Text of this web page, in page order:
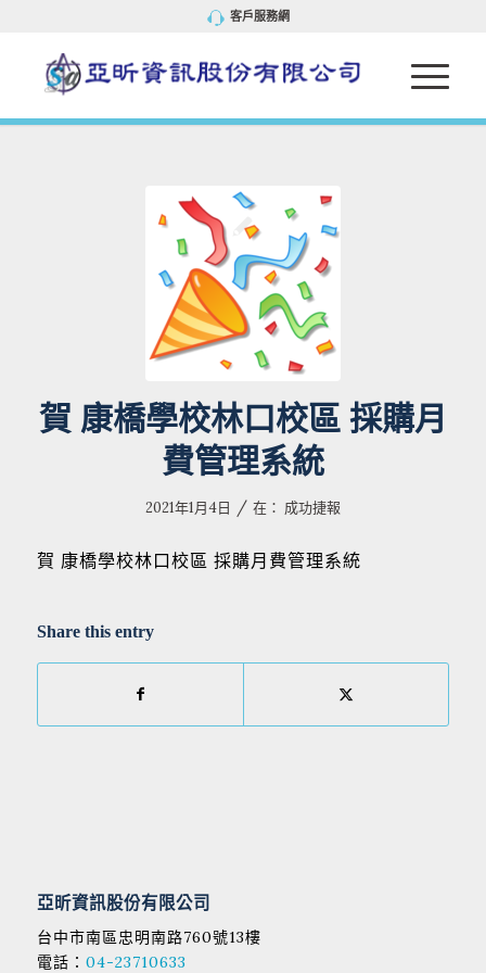
客戶服務網
賀 康橋學校林口校區 採購月
費管理系統
2021年1月4日 / 在： 成功捷報
賀 康橋學校林口校區 採購月費管理系統
Share this entry
亞昕資訊股份有限公司
台中市南區忠明南路760號13樓
電話： 04-23710633